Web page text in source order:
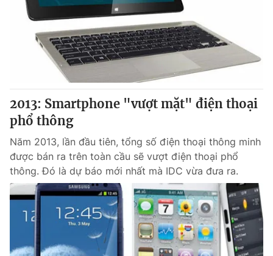
2013: Smartphone "vượt mặt" điện thoại
phổ thông
Năm 2013, lần đầu tiên, tổng số điện thoại thông minh
được bán ra trên toàn cầu sẽ vượt điện thoại phổ
thông. Đó là dự báo mới nhất mà IDC vừa đưa ra.